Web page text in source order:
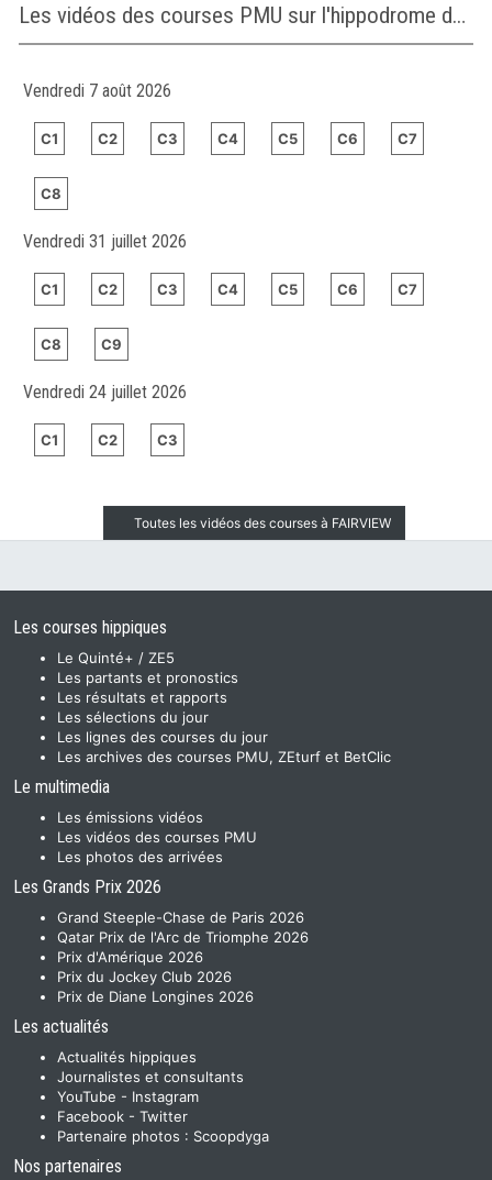
Les vidéos des courses PMU sur l'hippodrome de FAIRVIEW
Vendredi 7 août 2026
C1 C2 C3 C4 C5 C6 C7
C8
Vendredi 31 juillet 2026
C1 C2 C3 C4 C5 C6 C7
C8 C9
Vendredi 24 juillet 2026
C1 C2 C3
Toutes les vidéos des courses à FAIRVIEW
Les courses hippiques
Le Quinté+ / ZE5
Les partants et pronostics
Les résultats et rapports
Les sélections du jour
Les lignes des courses du jour
Les archives des courses PMU, ZEturf et BetClic
Le multimedia
Les émissions vidéos
Les vidéos des courses PMU
Les photos des arrivées
Les Grands Prix 2026
Grand Steeple-Chase de Paris 2026
Qatar Prix de l'Arc de Triomphe 2026
Prix d'Amérique 2026
Prix du Jockey Club 2026
Prix de Diane Longines 2026
Les actualités
Actualités hippiques
Journalistes et consultants
YouTube - Instagram
Facebook - Twitter
Partenaire photos : Scoopdyga
Nos partenaires